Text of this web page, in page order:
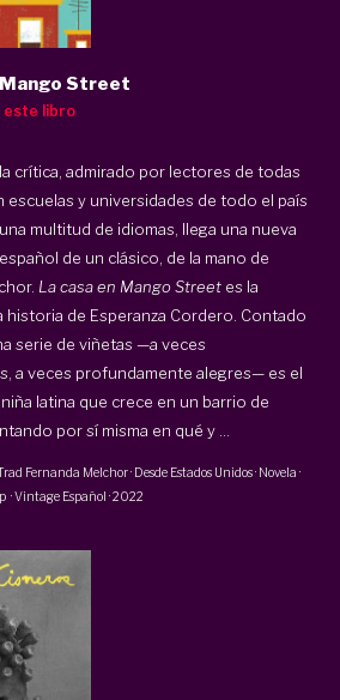
Mango Street
este libro
crítica, admirado por lectores de todas
escuelas y universidades de todo el país
multitud de idiomas, llega una nueva
de un clásico, de la mano de
La casa en Mango Street es la
historia de Esperanza Cordero. Contado
serie de viñetas —a veces
a veces profundamente alegres— es el
latina que crece en un barrio de
por sí misma en qué y ...
Fernanda Melchor· Desde Estados Unidos · Novela ·
·Vintage Español ·2022